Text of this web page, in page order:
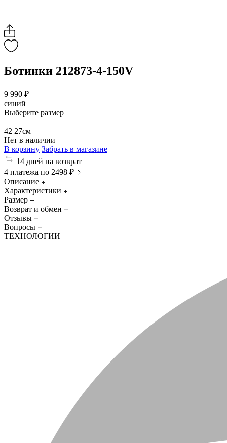
Ботинки 212873-4-150V
9 990 ₽
синий
Выберите размер
42 27см
Нет в наличии
В корзину Забрать в магазине
14 дней на возврат
4 платежа по 2498 ₽
Описание
Характеристики
Размер
Возврат и обмен
Отзывы
Вопросы
ТЕХНОЛОГИИ